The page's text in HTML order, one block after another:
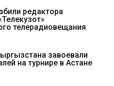
редактора
телерадиовещания
завоевали
на турнире в Астане